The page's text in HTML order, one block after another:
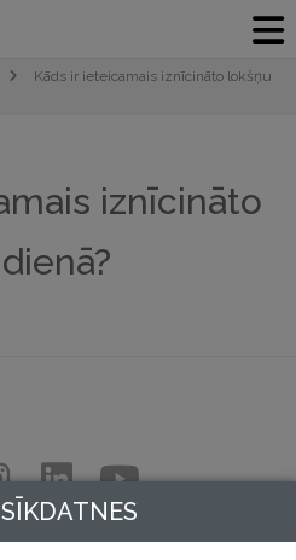
Kāds ir ieteicamais iznīcināto lokšņu
iznīcināto